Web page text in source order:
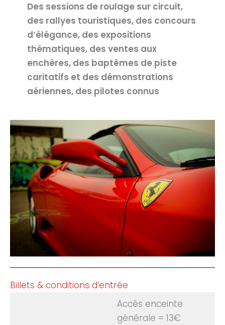
Des sessions de roulage sur circuit,
des rallyes touristiques, des concours
d’élégance, des expositions
thématiques, des ventes aux
enchères, des baptêmes de piste
caritatifs et des démonstrations
aériennes, des pilotes connus
Billets & conditions d’entrée
Accès enceinte
générale = 13€